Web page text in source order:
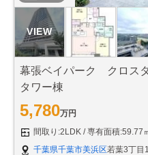
幕張ベイパーク クロス
タワー棟
5,780万円
間取り:2LDK
専有面積:59.77
千葉県千葉市美浜区若葉3丁目